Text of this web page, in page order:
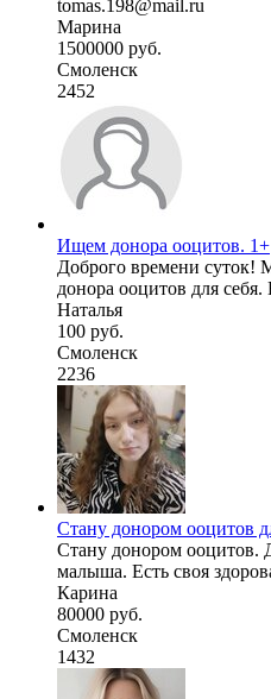
tomas.198@mail.ru
Марина
1500000 руб.
Смоленск
2452
Ищем донора ооцитов. 1+
Доброго времени суток!
донора ооцитов для
Наталья
100 руб.
Смоленск
2236
Стану донором ооцитов
Стану донором ооцитов.
малыша. Есть своя
Карина
80000 руб.
Смоленск
1432